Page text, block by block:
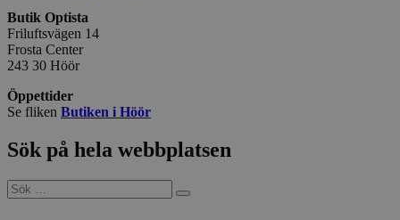
Butik Optista
Friluftsvägen 14
Frosta Center
243 30 Höör
Öppettider
Se fliken Butiken i Höör
Sök på hela webbplatsen
Sök
efter: